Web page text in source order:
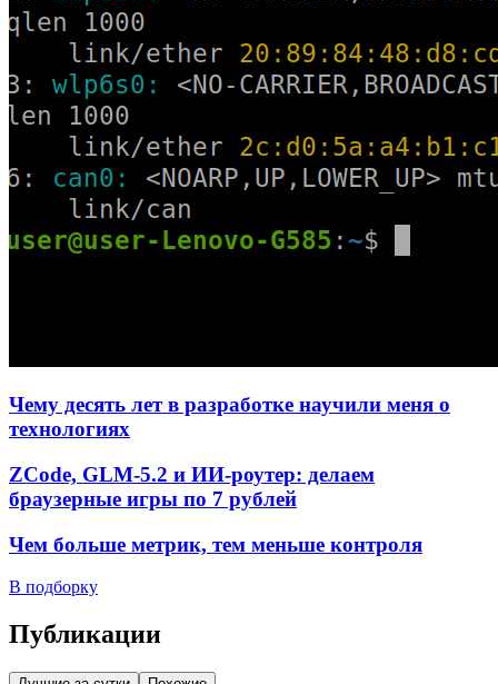
Чему десять лет в разработке научили меня о
технологиях
ZCode, GLM-5.2 и ИИ-роутер: делаем
браузерные игры по 7 рублей
Чем больше метрик, тем меньше контроля
В подборку
Публикации